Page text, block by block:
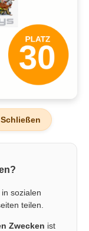
Schließen
sozialen
teilen.
Zwecken ist